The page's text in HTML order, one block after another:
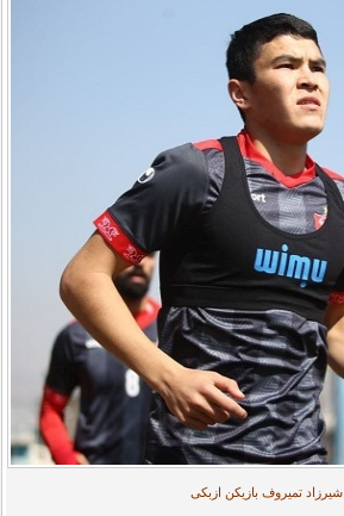
شیرزاد تمیروف بازیکن ازبکی